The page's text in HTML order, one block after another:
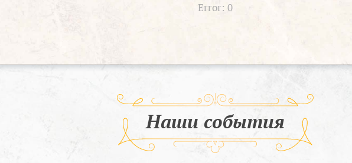
Error: 0
Наши события